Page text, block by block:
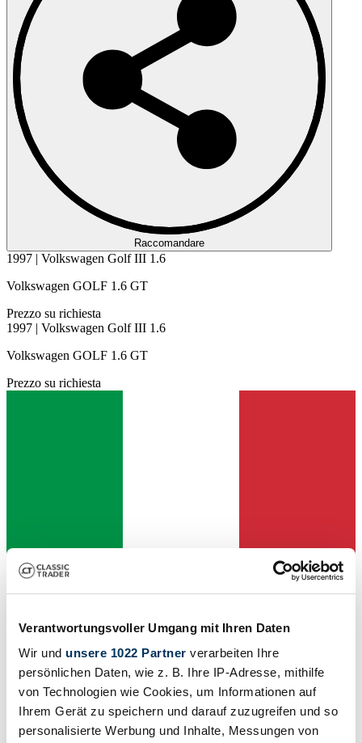
Verantwortungsvoller Umgang mit Ihren Daten
Wir und unsere 1022 Partner verarbeiten Ihre
persönlichen Daten, wie z. B. Ihre IP-Adresse, mithilfe
von Technologien wie Cookies, um Informationen auf
Ihrem Gerät zu speichern und darauf zuzugreifen und so
personalisierte Werbung und Inhalte, Messungen von
Raccomandare
1997 | Volkswagen Golf III 1.6
Volkswagen GOLF 1.6 GT
Prezzo su richiesta
1997 | Volkswagen Golf III 1.6
Volkswagen GOLF 1.6 GT
Prezzo su richiesta